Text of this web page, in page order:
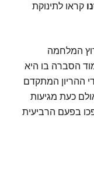
קראו לתינוקת
המלחמה
הסברה בו היא
ההריון המתקדם
כעת מגיעות
בפעם הרביעית